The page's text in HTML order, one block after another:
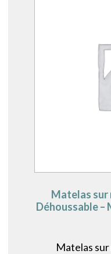
Matelas sur
Déhoussable –
Matelas